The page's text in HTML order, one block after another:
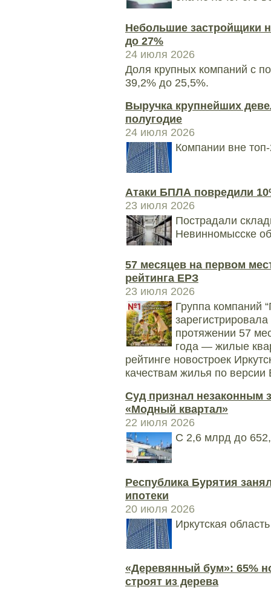
Небольшие застройщики
до 27%
24 июля 2026
Доля крупных компаний с
39,2% до 25,5%.
Выручка крупнейших
полугодие
24 июля 2026
Компании вне
Атаки БПЛА повредили
23 июля 2026
Пострадали
Невинномысске
57 месяцев на первом
рейтинга ЕРЗ
23 июля 2026
Группа
протяжении 57
года — жилые
рейтинге новостроек
качествам жилья по
Суд признал незаконным
«Модный квартал»
22 июля 2026
С 2,6 млрд до
Республика Бурятия
ипотеки
20 июля 2026
Иркутская
«Деревянный бум»: 65%
строят из дерева